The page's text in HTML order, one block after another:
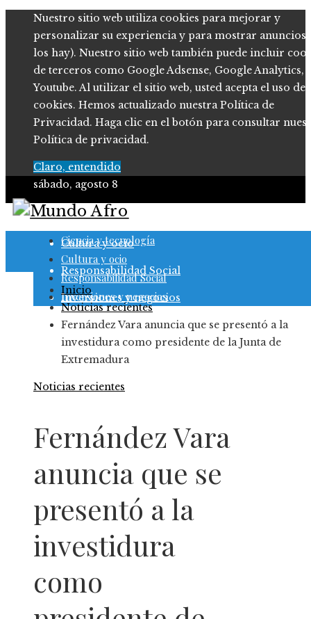
Nuestro sitio web utiliza cookies para mejorar y
personalizar su experiencia y para mostrar anuncios
los hay). Nuestro sitio web también puede incluir
de terceros como Google Adsense, Google Analytics,
Youtube. Al utilizar el sitio web, usted acepta el uso de
cookies. Hemos actualizado nuestra Política de
Privacidad. Haga clic en el botón para consultar
Política de privacidad.
Claro, entendido
sábado, agosto 8
Ciencia y tecnología
Cultura y ocio
Responsabilidad Social
Inversiones y negocios
Ciencia y tecnología
Cultura y ocio
Responsabilidad Social
Inversiones y negocios
Inicio
Noticias recientes
Fernández Vara anuncia que se presentó a la
investidura como presidente de la Junta de
Extremadura
Noticias recientes
Fernández Vara
anuncia que se
presentó a la
investidura
como